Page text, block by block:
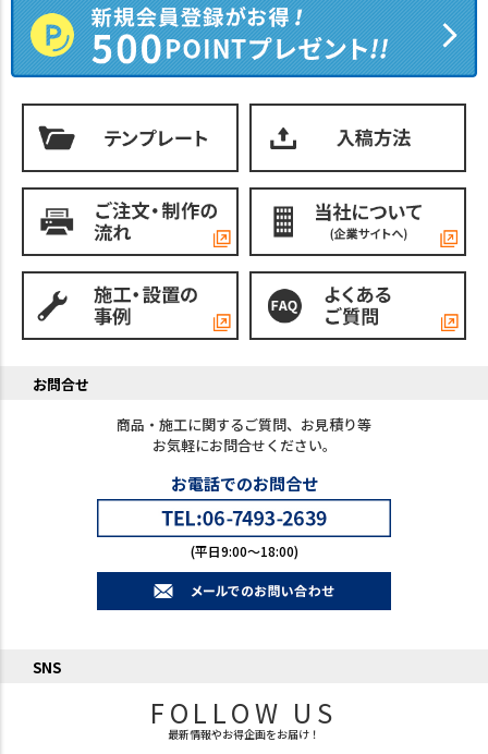
お問合せ
商品・施工に関するご質問、お見積り等
お気軽にお問合せください。
お電話でのお問合せ
(平日9:00～18:00)
SNS
FOLLOW US
最新情報やお得企画をお届け！